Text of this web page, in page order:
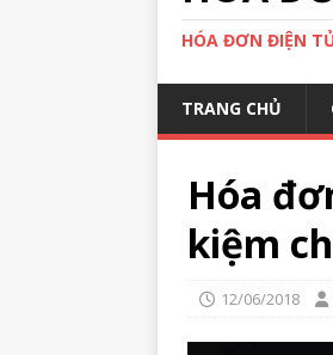
HÓA ĐƠN ĐIỆN
TRANG CHỦ
Hóa
kiệm
12/06/2018